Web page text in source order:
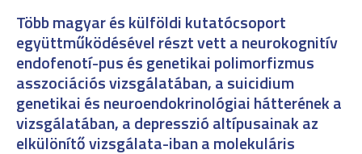
Több magyar és külföldi kutatócsoport
együttműködésével részt vett a neurokognitív
endofenotí-pus és genetikai polimorfizmus
asszociációs vizsgálatában, a suicidium
genetikai és neuroendokrinológiai hátterének a
vizsgálatában, a depresszió altípusainak az
elkülönítő vizsgálata-iban a molekuláris